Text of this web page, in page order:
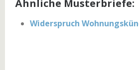
Ähnliche Musterbriefe:
Widerspruch